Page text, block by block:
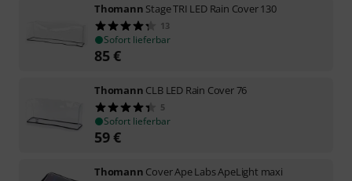
Thomann Stage TRI LED Rain Cover 130
13
Sofort lieferbar
85€
Thomann CLB LED Rain Cover 76
5
Sofort lieferbar
59€
Thomann Cover Ape Labs ApeLight maxi